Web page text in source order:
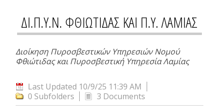
ΔΙ.Π.Υ.Ν. ΦΘΙΩΤΙΔΑΣ ΚΑΙ Π.Υ. ΛΑΜΙΑΣ
Διοίκηση Πυροσβεστικών Υπηρεσιών Νομού
Φθιώτιδας και Πυροσβεστική Υπηρεσία Λαμίας
Last Updated 10/9/25 11:39 AM
0 Subfolders
3 Documents